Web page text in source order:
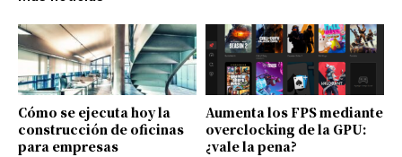
Cómo se ejecuta hoy la
construcción de oficinas
para empresas
Aumenta los FPS mediante
overclocking de la GPU:
¿vale la pena?